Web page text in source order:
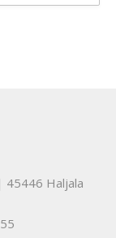
45446 Haljala